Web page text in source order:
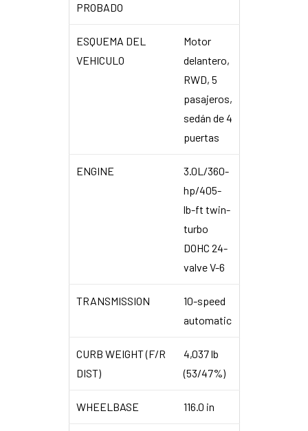
PROBADO
ESQUEMA DEL
VEHICULO
Motor
delantero,
RWD, 5
pasajeros,
sedán de 4
puertas
ENGINE
3.0L/360-
hp/405-
lb-ft twin-
turbo
DOHC 24-
valve V-6
TRANSMISSION
10-speed
automatic
CURB WEIGHT (F/R
DIST)
4,037 lb
(53/47%)
WHEELBASE 116.0 in